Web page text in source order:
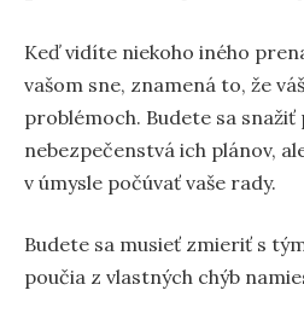
Keď vidíte niekoho iného
vašom sne, znamená to, že
problémoch. Budete sa snažiť
nebezpečenstvá ich plánov,
v úmysle počúvať vaše rady.
Budete sa musieť zmieriť s
poučia z vlastných chýb